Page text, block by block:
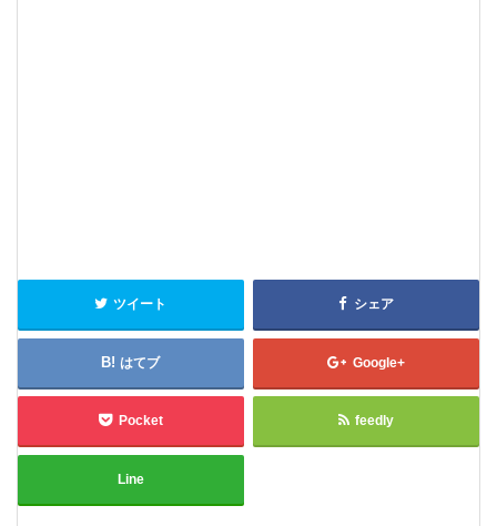
ツイート シェア
はてブ Google+
Pocket feedly
Line